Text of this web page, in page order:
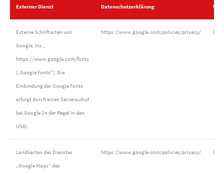
Externer Dienst Datenschutzerklärung
Externe Schriftarten von
Google, Inc.,
https://www.google.com/fonts
(„Google Fonts“). Die
Einbindung der Google Fonts
erfolgt durch einen Serveraufruf
bei Google (in der Regel in den
USA).
https://www.google.com/policies/privacy/
Landkarten des Dienstes
„Google Maps“ des
https://www.google.com/policies/privacy/